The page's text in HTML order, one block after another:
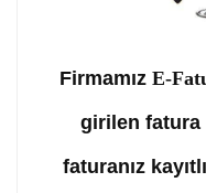
Firmamız E-
girilen fatura
faturanız